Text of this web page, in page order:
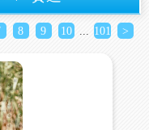
8 9 10 101 >